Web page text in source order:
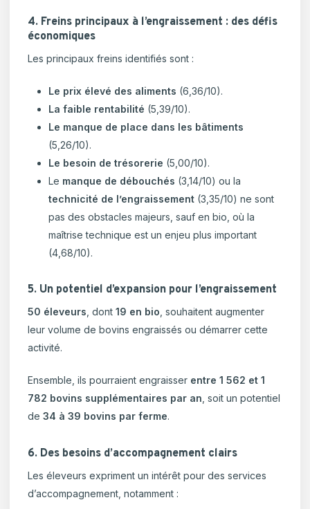
4. Freins principaux à l’engraissement : des défis
économiques
Les principaux freins identifiés sont :
Le prix élevé des aliments (6,36/10).
La faible rentabilité (5,39/10).
Le manque de place dans les bâtiments
(5,26/10).
Le besoin de trésorerie (5,00/10).
Le manque de débouchés (3,14/10) ou la
technicité de l’engraissement (3,35/10) ne sont
pas des obstacles majeurs, sauf en bio, où la
maîtrise technique est un enjeu plus important
(4,68/10).
5. Un potentiel d’expansion pour l’engraissement
50 éleveurs, dont19 en bio, souhaitent augmenter
leur volume de bovins engraissés ou démarrer cette
activité.
Ensemble, ils pourraient engraisser entre 1 562 et 1
782 bovins supplémentaires par an, soit un potentiel
de34 à 39 bovins par ferme.
6. Des besoins d’accompagnement clairs
Les éleveurs expriment un intérêt pour des services
d’accompagnement, notamment :